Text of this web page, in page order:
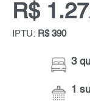
R$
IPTU: R$ 390
3
1